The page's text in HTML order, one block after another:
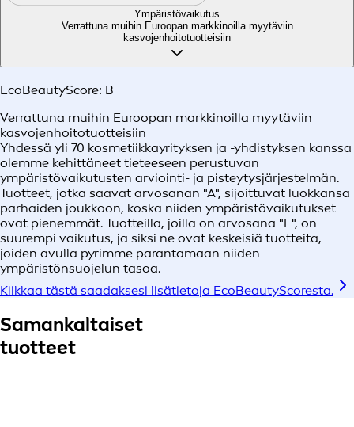
Ympäristövaikutus
Verrattuna muihin Euroopan markkinoilla myytäviin
kasvojenhoitotuotteisiin
EcoBeautyScore: B
Verrattuna muihin Euroopan markkinoilla myytäviin
kasvojenhoitotuotteisiin
Yhdessä yli 70 kosmetiikkayrityksen ja -yhdistyksen kanssa
olemme kehittäneet tieteeseen perustuvan
ympäristövaikutusten arviointi- ja pisteytysjärjestelmän.
Tuotteet, jotka saavat arvosanan "A", sijoittuvat luokkansa
parhaiden joukkoon, koska niiden ympäristövaikutukset
ovat pienemmät. Tuotteilla, joilla on arvosana "E", on
suurempi vaikutus, ja siksi ne ovat keskeisiä tuotteita,
joiden avulla pyrimme parantamaan niiden
ympäristönsuojelun tasoa.
Klikkaa tästä saadaksesi lisätietoja EcoBeautyScoresta.
Samankaltaiset
tuotteet